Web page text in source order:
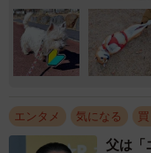
エンタメ 気になる
父は「